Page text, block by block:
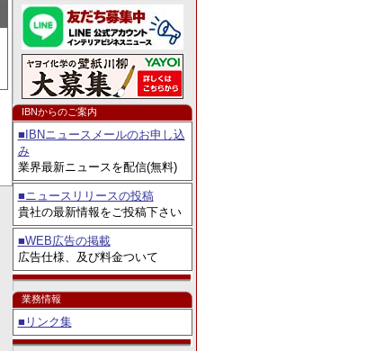
IBNからのご案内
■IBNニュースメールのお申し込
み
業界最新ニュースを配信(無料)
■ニュースリリースの投稿
貴社の最新情報をご投稿下さい
■WEB広告の掲載
広告仕様、及び料金ついて
業務情報
■リンク集